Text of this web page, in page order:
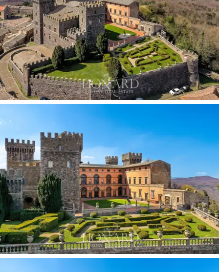
historisch-gesellschaftlichen Veränderungen
widerspiegelt, die es durchgemacht hat. Ursprünglich
eine frühmittelalterliche Festung der Monaldeschi della
Cervara, erbaut im 8. Jahrhundert, erfuhr sie in der
Renaissance unter Sforza Monaldeschi bedeutende
Veränderungen. Die radikalste Umgestaltung vollzog
sich im Jahr 1880, als es vom Grafen Edward Cahen
d'Anvers erworben wurde, der den Architekten
Giuseppe Partini und die Gärtner Henri und Achille
Duchêne beauftragte, das Schloss in einem erneuerten
mittelalterlichen Stil umzugestalten und es mit
kostbaren Gärten zu bereichern.Im Laufe der
Jahrhunderte spielte das Schloss eine strategische
und kulturelle Rolle und spiegelte die Ereignisse
seiner Besitzer und die künstlerischen Strömungen
der Zeit wider.
Dieses wundervolle Anwesen erstreckt sich über5
Ebenen mit einer Gesamtfläche von 5000 m2und